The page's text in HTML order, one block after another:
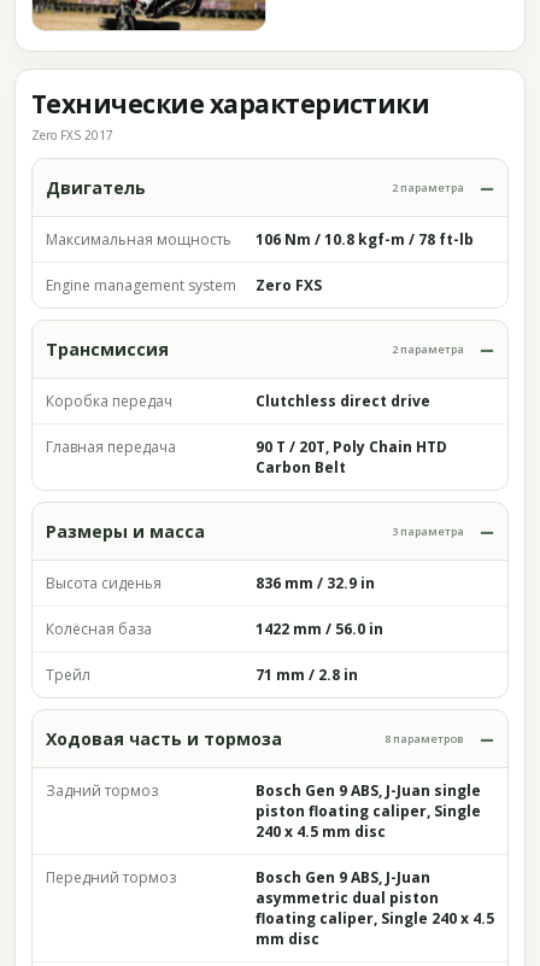
Технические характеристики
Zero FXS 2017
Двигатель 2 параметра
Максимальная мощность 106 Nm / 10.8 kgf-m / 78 ft-lb
Engine management system Zero FXS
Трансмиссия 2 параметра
Коробка передач Clutchless direct drive
Главная передача
90 T / 20T, Poly Chain HTD
Carbon Belt
Размеры и масса 3 параметра
Высота сиденья 836 mm / 32.9 in
Колёсная база 1422 mm / 56.0 in
Трейл 71 mm / 2.8 in
Ходовая часть и тормоза 8 параметров
Задний тормоз
Bosch Gen 9 ABS, J-Juan single
piston floating caliper, Single
240 x 4.5 mm disc
Передний тормоз
Bosch Gen 9 ABS, J-Juan
asymmetric dual piston
floating caliper, Single 240 x 4.5
mm disc